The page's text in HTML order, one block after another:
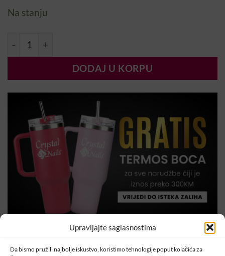
Upravljajte saglasnostima
Da bismo pružili najbolje iskustvo, koristimo tehnologije poput kolačića za
Na stanju
Magic Stiker ROSEGOLD količina
DODAJ U KORPU